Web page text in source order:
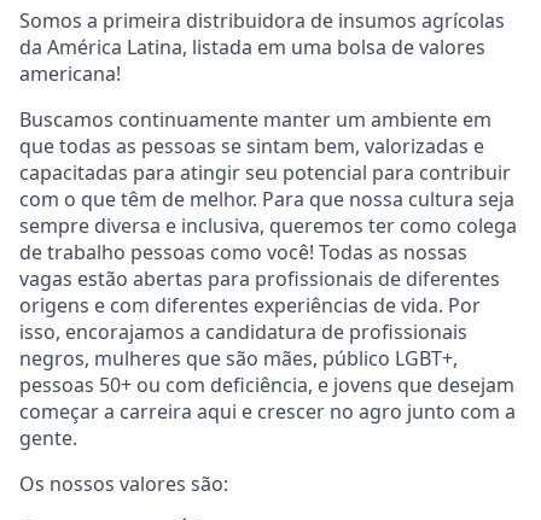
Somos a primeira distribuidora de insumos agrícolas
da América Latina, listada em uma bolsa de valores
americana!
Buscamos continuamente manter um ambiente em
que todas as pessoas se sintam bem, valorizadas e
capacitadas para atingir seu potencial para contribuir
com o que têm de melhor. Para que nossa cultura seja
sempre diversa e inclusiva, queremos ter como colega
de trabalho pessoas como você! Todas as nossas
vagas estão abertas para profissionais de diferentes
origens e com diferentes experiências de vida. Por
isso, encorajamos a candidatura de profissionais
negros, mulheres que são mães, público LGBT+,
pessoas 50+ ou com deficiência, e jovens que desejam
começar a carreira aqui e crescer no agro junto com a
gente.
Os nossos valores são: